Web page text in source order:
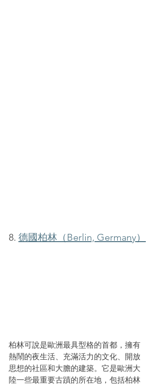
8. 德國柏林（Berlin, Germany）
柏林可說是歐洲最具型格的首都，擁有
熱鬧的夜生活、充滿活力的文化、開放
思想的社區和大膽的建築。它是歐洲大
陸一些最重要古蹟的所在地，包括柏林